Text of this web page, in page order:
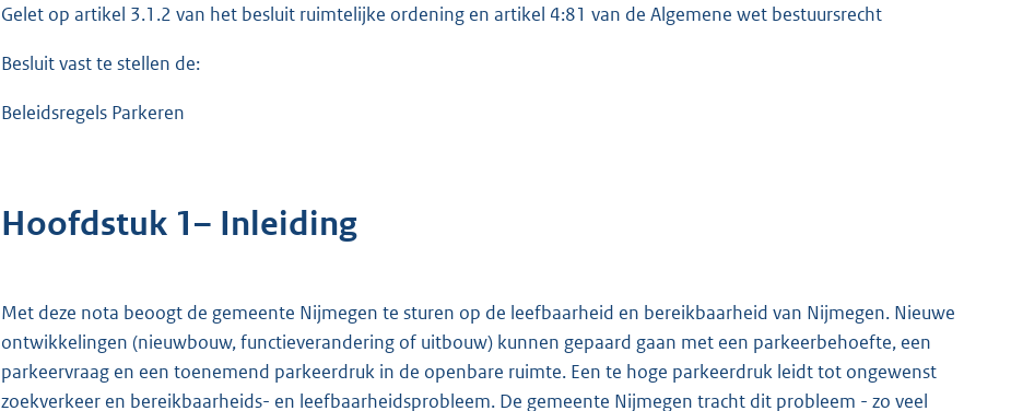
Gelet op artikel 3.1.2 van het besluit ruimtelijke ordening en artikel 4:81 van de Algemene wet bestuursrecht
Besluit vast te stellen de:
Beleidsregels Parkeren
Hoofdstuk 1– Inleiding
Met deze nota beoogt de gemeente Nijmegen te sturen op de leefbaarheid en bereikbaarheid van Nijmegen. Nieuwe
ontwikkelingen (nieuwbouw, functieverandering of uitbouw) kunnen gepaard gaan met een parkeerbehoefte, een
parkeervraag en een toenemend parkeerdruk in de openbare ruimte. Een te hoge parkeerdruk leidt tot ongewenst
zoekverkeer en bereikbaarheids- en leefbaarheidsprobleem. De gemeente Nijmegen tracht dit probleem - zo veel